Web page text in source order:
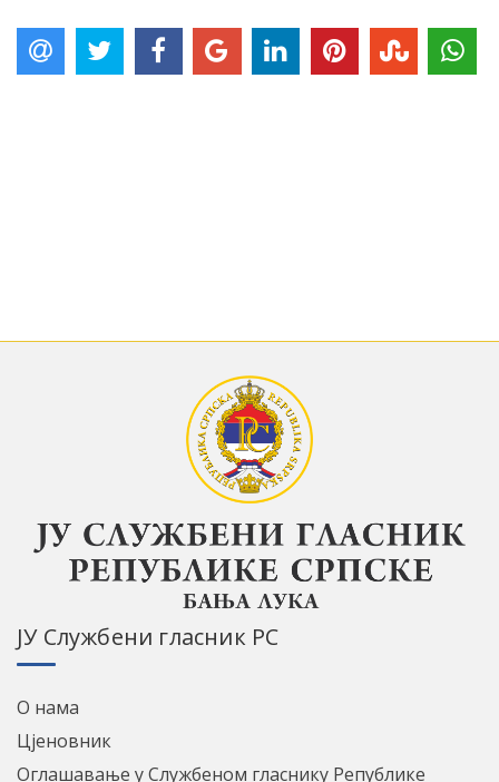
ЈУ Службени гласник РС
О нама
Цјеновник
Оглашавање у Службеном гласнику Републике